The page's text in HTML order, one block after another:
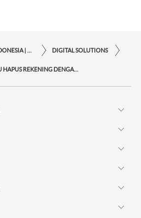
DIGITAL SOLUTIONS